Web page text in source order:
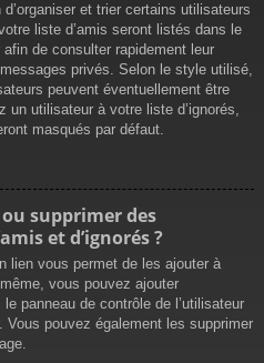
et trier certains utilisateurs
liste d’amis seront listés dans le
de consulter rapidement leur
privés. Selon le style utilisé,
peuvent éventuellement être
utilisateur à votre liste d’ignorés,
masqués par défaut.
supprimer des
et d’ignorés ?
lien vous permet de les ajouter à
vous pouvez ajouter
panneau de contrôle de l’utilisateur
Vous pouvez également les supprimer